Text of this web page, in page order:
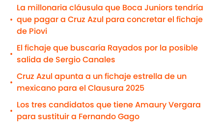
•
La millonaria cláusula que Boca Juniors tendría
que pagar a Cruz Azul para concretar el fichaje
de Piovi
•
El fichaje que buscaría Rayados por la posible
salida de Sergio Canales
•
Cruz Azul apunta a un fichaje estrella de un
mexicano para el Clausura 2025
•
Los tres candidatos que tiene Amaury Vergara
para sustituir a Fernando Gago